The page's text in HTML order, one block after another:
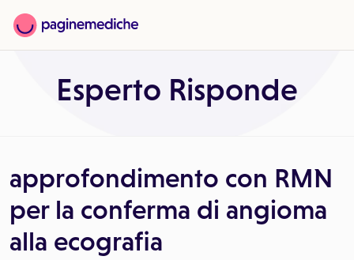
Esperto Risponde
approfondimento con RMN
per la conferma di angioma
alla ecografia